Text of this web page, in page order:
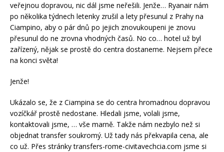
veřejnou dopravou, nic dál jsme neřešili. Jenže… Ryanair nám
po několika týdnech letenky zrušil a lety přesunul z Prahy na
Ciampino, aby o pár dnů po jejich znovukoupeni je znovu
přesunul do ne zrovna vhodných časů. No co… hotel už byl
zařízený, nějak se prostě do centra dostaneme. Nejsem přece
na konci světa!
Jenže!
Ukázalo se, že z Ciampina se do centra hromadnou dopravou
vozíčkář prostě nedostane. Hledali jsme, volali jsme,
kontaktovali jsme, … vše marně. Takže nám nezbylo než si
objednat transfer soukromý. Už tady nás překvapila cena, ale
co už. Přes stránky transfers-rome-civitavechcia.com jsme si